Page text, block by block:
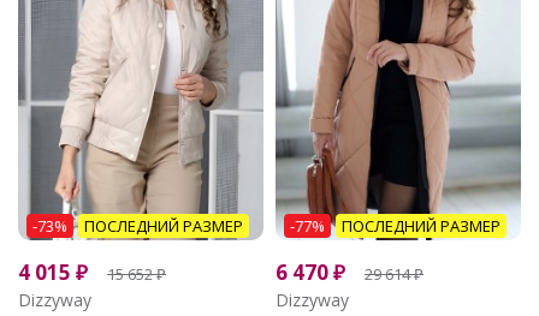
-73% ПОСЛЕДНИЙ РАЗМЕР
4 015 ₽ 15 652₽
Dizzyway
-77% ПОСЛЕДНИЙ РАЗМЕР
6 470₽ 29 614₽
Dizzyway